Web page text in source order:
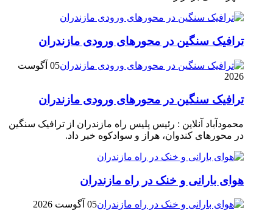
ترافیک سنگین در محور‌های ورودی مازندران
05 آگوست
2026
ترافیک سنگین در محور‌های ورودی مازندران
محمودآباد آنلاین : رئیس پلیس راه مازندران از ترافیک سنگین
در محور‌های کندوان، هراز و سوادکوه خبر داد.
هوای بارانی و خنک در راه مازندران
05 آگوست 2026